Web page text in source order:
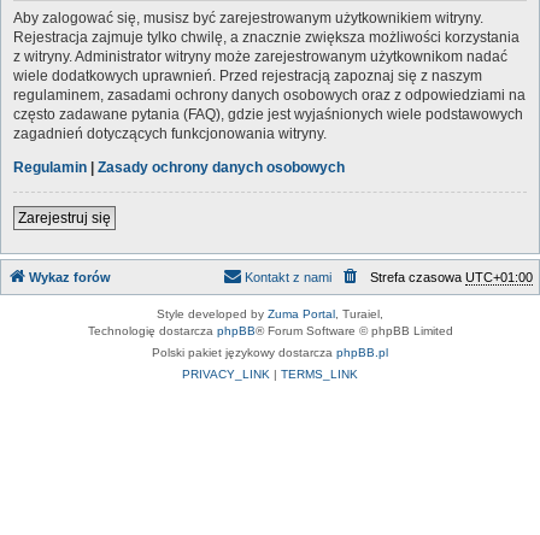
Aby zalogować się, musisz być zarejestrowanym użytkownikiem witryny.
Rejestracja zajmuje tylko chwilę, a znacznie zwiększa możliwości korzystania
z witryny. Administrator witryny może zarejestrowanym użytkownikom nadać
wiele dodatkowych uprawnień. Przed rejestracją zapoznaj się z naszym
regulaminem, zasadami ochrony danych osobowych oraz z odpowiedziami na
często zadawane pytania (FAQ), gdzie jest wyjaśnionych wiele podstawowych
zagadnień dotyczących funkcjonowania witryny.
Regulamin | Zasady ochrony danych osobowych
Zarejestruj się
Wykaz forów Strefa czasowa UTC+01:00
Kontakt z nami
Style developed by Zuma Portal , Turaiel,
Technologię dostarcza phpBB® Forum Software © phpBB Limited
Polski pakiet językowy dostarcza phpBB.pl
PRIVACY_LINK | TERMS_LINK